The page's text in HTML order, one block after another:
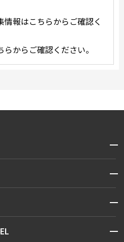
報はこちらからご確認く
からご確認ください。
開閉
開閉
開閉
開閉